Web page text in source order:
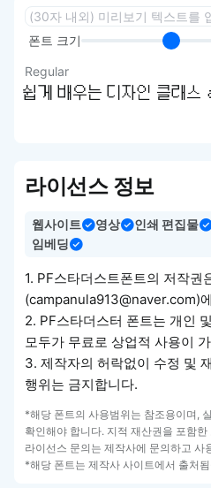
폰트 크기
Regular
쉽게 배우는 디자인 클래
라이선스 정보
웹사이트 영상 인쇄 편집물
임베딩
1. PF스타더스트폰트의 저작
(campanula913@naver.com)
2. PF스타더스터 폰트는 개인
모두가 무료로 상업적 사용이
3. 제작자의 허락없이 수정 및
행위는 금지합니다.
*해당 폰트의 사용범위는 참조용이며,
확인해야 합니다. 지적 재산권을 포함
라이선스 문의는 제작사에 문의하고 사
*해당 폰트는 제작사 사이트에서 출처